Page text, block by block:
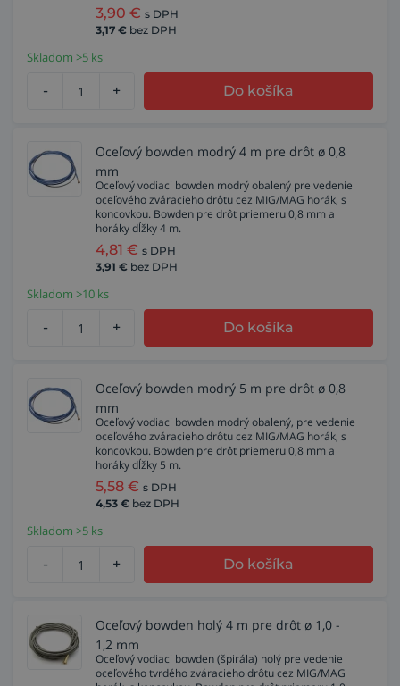
3,90 € s DPH
3,17 € bez DPH
Skladom >5 ks
- + Do košíka
Oceľový bowden modrý 4 m pre drôt ø 0,8
mm
Oceľový vodiaci bowden modrý obalený pre vedenie
oceľového zváracieho drôtu cez MIG/MAG horák, s
koncovkou. Bowden pre drôt priemeru 0,8 mm a
horáky dĺžky 4 m.
4,81 € s DPH
3,91 € bez DPH
Skladom >10 ks
- + Do košíka
Oceľový bowden modrý 5 m pre drôt ø 0,8
mm
Oceľový vodiaci bowden modrý obalený, pre vedenie
oceľového zváracieho drôtu cez MIG/MAG horák, s
koncovkou. Bowden pre drôt priemeru 0,8 mm a
horáky dĺžky 5 m.
5,58 € s DPH
4,53 € bez DPH
Skladom >5 ks
- + Do košíka
Oceľový bowden holý 4 m pre drôt ø 1,0 -
1,2 mm
Oceľový vodiaci bowden (špirála) holý pre vedenie
oceľového tvrdého zváracieho drôtu cez MIG/MAG